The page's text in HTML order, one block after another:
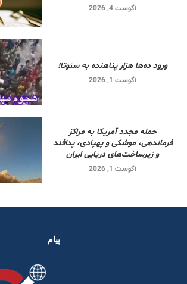
آگوست 4, 2026
ورود ده‌ها هزار پناهنده به سئوتا!
آگوست 1, 2026
حمله مجدد آمریکا به مراکز
فرماندهی، موشکی و پهپادی، پدافند
و زیرساخت‌های دریایی ایران
آگوست 1, 2026
پیام